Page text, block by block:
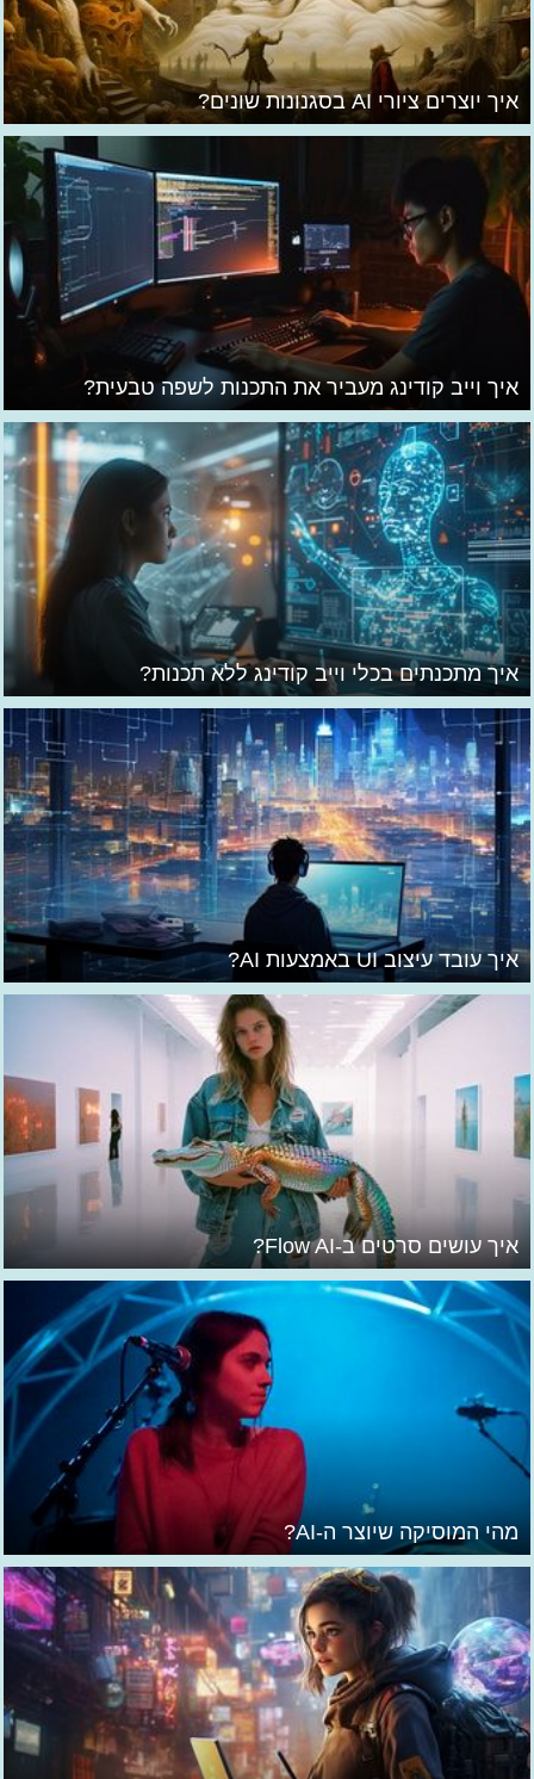
איך יוצרים ציורי AI בסגנונות שונים?
איך וייב קודינג מעביר את התכנות לשפה טבעית?
איך מתכנתים בכלי וייב קודינג ללא תכנות?
איך עובד עיצוב UI באמצעות AI?
איך עושים סרטים ב-Flow AI?
מהי המוסיקה שיוצר ה-AI?